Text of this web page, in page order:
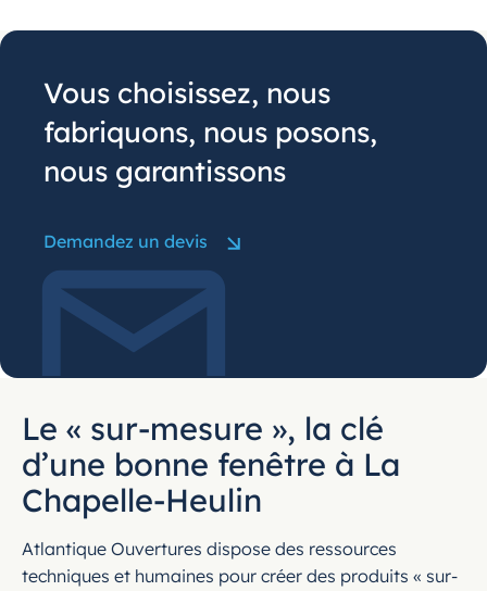
Demandez un devis
Vous choisissez, nous
fabriquons, nous posons,
nous garantissons
Le « sur-mesure », la clé
d’une bonne fenêtre à La
Chapelle-Heulin
Atlantique Ouvertures dispose des ressources
techniques et humaines pour créer des produits « sur-